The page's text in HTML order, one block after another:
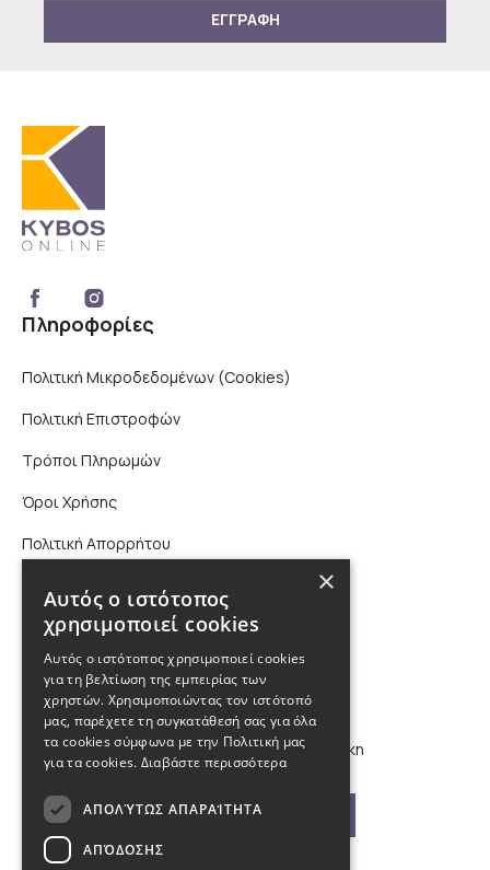
ΕΓΓΡΑΦΗ
Πληροφορίες
Πολιτική Μικροδεδομένων (Cookies)
Πολιτική Επιστροφών
Τρόποι Πληρωμών
Όροι Χρήσης
Πολιτική Απορρήτου
Επικοινωνία
210 9880988, 2310 224 460
info@kybosonline.gr
Εθνικής Αμύνης 44, 54621, Θεσσαλονίκη
Βρείτε μας στο χάρτη
×
Αυτός ο ιστότοπος
χρησιμοποιεί cookies
Αυτός ο ιστότοπος χρησιμοποιεί cookies
για τη βελτίωση της εμπειρίας των
χρηστών. Χρησιμοποιώντας τον ιστότοπό
μας, παρέχετε τη συγκατάθεσή σας για όλα
τα cookies σύμφωνα με την Πολιτική μας
για τα cookies. Διαβάστε περισσότερα
ΑΠΟΛΎΤΩΣ ΑΠΑΡΑΊΤΗΤΑ
ΑΠΌΔΟΣΗΣ